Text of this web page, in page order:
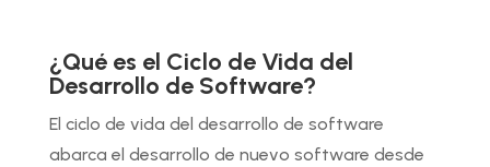
¿Qué es el Ciclo de Vida del
Desarrollo de Software?
El ciclo de vida del desarrollo de software
abarca el desarrollo de nuevo software desde